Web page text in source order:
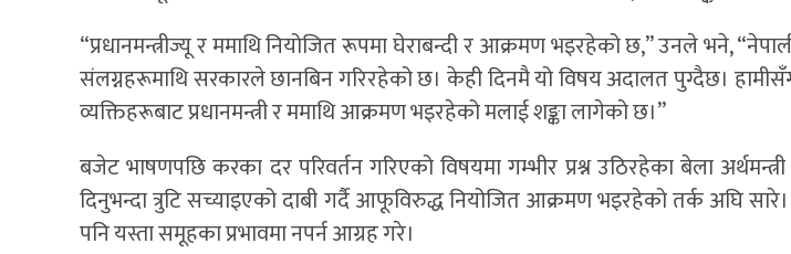
“प्रधानमन्त्रीज्यू र ममाथि नियोजित रूपमा घेराबन्दी र आक्रमण भइरहेको छ,” उनले भने,
संलग्नहरूमाथि सरकारले छानबिन गरिरहेको छ। केही दिनमै यो विषय अदालत पुग्दैछ।
व्यक्तिहरूबाट प्रधानमन्त्री र ममाथि आक्रमण भइरहेको मलाई शङ्का लागेको छ।”
बजेट भाषणपछि करका दर परिवर्तन गरिएको विषयमा गम्भीर प्रश्न उठिरहेका बेला
दिनुभन्दा त्रुटि सच्याइएको दाबी गर्दै आफूविरुद्ध नियोजित आक्रमण भइरहेको तर्क अघि
पनि यस्ता समूहका प्रभावमा नपर्न आग्रह गरे।